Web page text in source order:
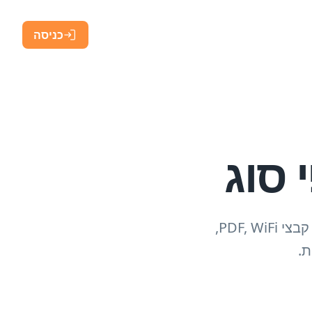
כניסה
עיין בכל סוגי מחוללי קודי ה-QR במקום אחד. מצא את הכלי המתאים לקישורים, קבצי PDF, WiFi,